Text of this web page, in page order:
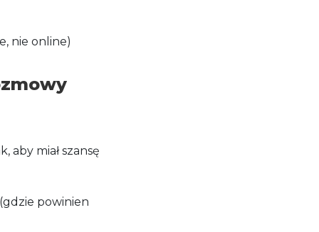
nie online)
aby miał szansę
powinien